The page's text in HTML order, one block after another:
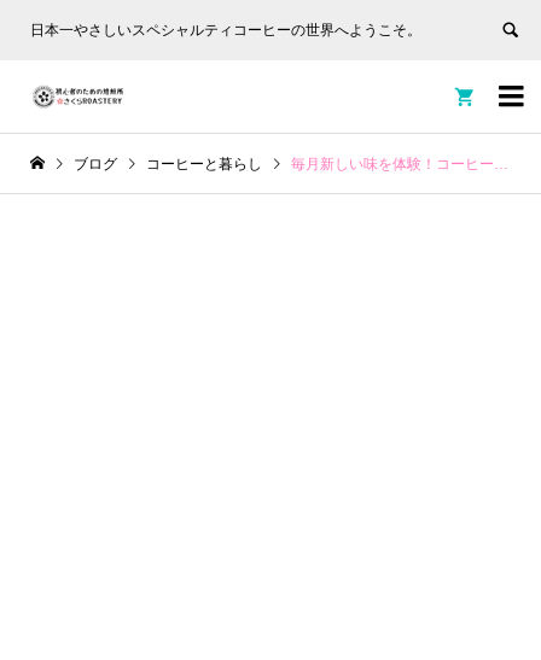
日本一やさしいスペシャルティコーヒーの世界へようこそ。


ブログ コーヒーと暮らし 毎月新しい味を体験！コーヒーサブスクの魅力とおすすめプラン